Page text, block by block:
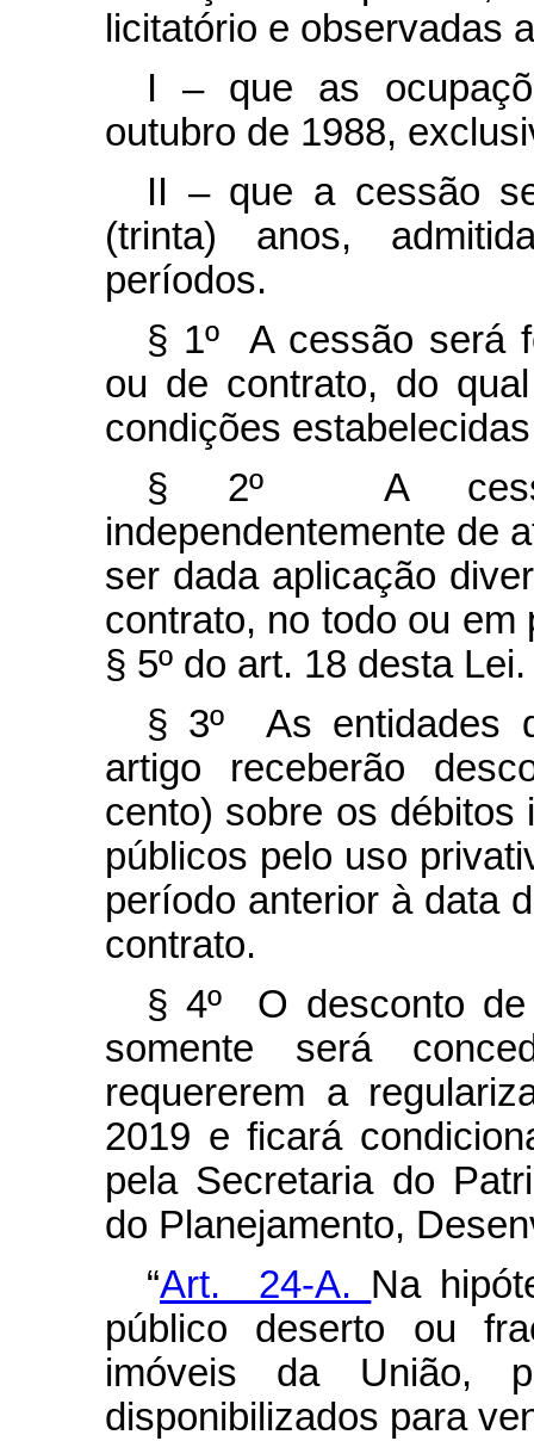
licitatório e observadas
I – que as
outubro de 1988,
II – que a cessão
(trinta) anos,
períodos.
§ 1º A cessão será
ou de contrato, do
condições
§ 2º A
independentemente de
ser dada aplicação
contrato, no todo ou
§ 5º do art. 18 desta Lei.
§ 3º As entidades
artigo receberão
cento) sobre os débitos
públicos pelo uso
período anterior à data
contrato.
§ 4º O desconto
somente será
requererem a
2019 e ficará
pela Secretaria do
do Planejamento,
“Art. 24-A. Na
público deserto ou
imóveis da União,
disponibilizados para